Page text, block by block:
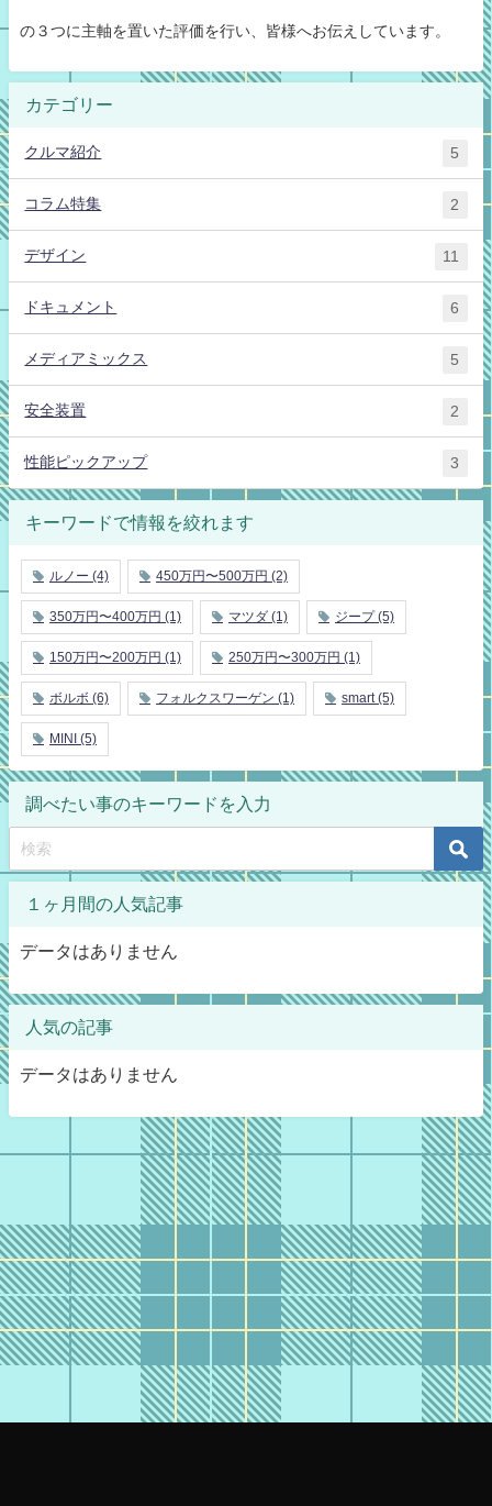
の３つに主軸を置いた評価を行い、皆様へお伝えしています。
カテゴリー
クルマ紹介 5
コラム特集 2
デザイン 11
ドキュメント 6
メディアミックス 5
安全装置 2
性能ピックアップ 3
キーワードで情報を絞れます
ルノー (4) 450万円〜500万円 (2)
350万円〜400万円 (1) マツダ (1) ジープ(5)
150万円〜200万円 (1) 250万円〜300万円 (1)
ボルボ (6) フォルクスワーゲン (1) smart (5)
MINI (5)
調べたい事のキーワードを入力
１ヶ月間の人気記事
データはありません
人気の記事
データはありません